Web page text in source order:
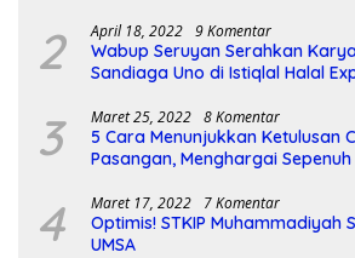
2 April 18, 2022 9 Komentar
Wabup Seruyan Serahkan
Sandiaga Uno di Istiqlal Halal
3 Maret 25, 2022 8 Komentar
5 Cara Menunjukkan Ketulusan
Pasangan, Menghargai
4 Maret 17, 2022 7 Komentar
Optimis! STKIP Muhammadiyah
UMSA